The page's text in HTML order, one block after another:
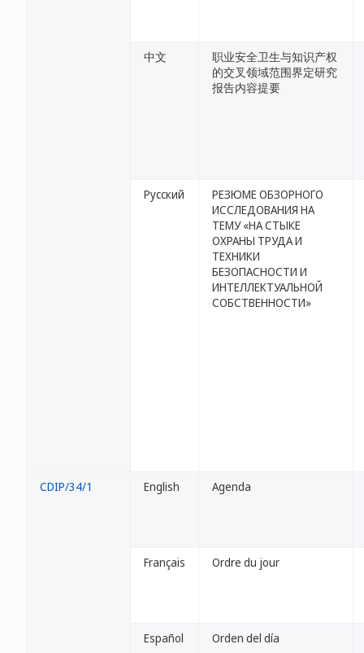
中文
职业安全卫生与知识产权
的交叉领域范围界定研究
报告内容提要
Русский
РЕЗЮМЕ ОБЗОРНОГО
ИССЛЕДОВАНИЯ НА
ТЕМУ «НА СТЫКЕ
ОХРАНЫ ТРУДА И
ТЕХНИКИ
БЕЗОПАСНОСТИ И
ИНТЕЛЛЕКТУАЛЬНОЙ
СОБСТВЕННОСТИ»
CDIP/34/1 English Agenda
Français Ordre du jour
Español Orden del día